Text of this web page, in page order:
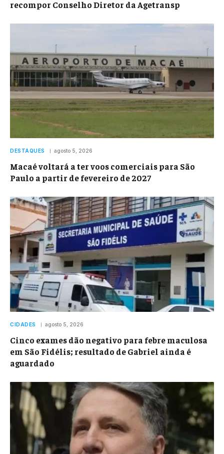
recompor Conselho Diretor da Agetransp
DESTAQUES agosto 5, 2026
Macaé voltará a ter voos comerciais para São
Paulo a partir de fevereiro de 2027
CIDADES agosto 5, 2026
Cinco exames dão negativo para febre maculosa
em São Fidélis; resultado de Gabriel ainda é
aguardado